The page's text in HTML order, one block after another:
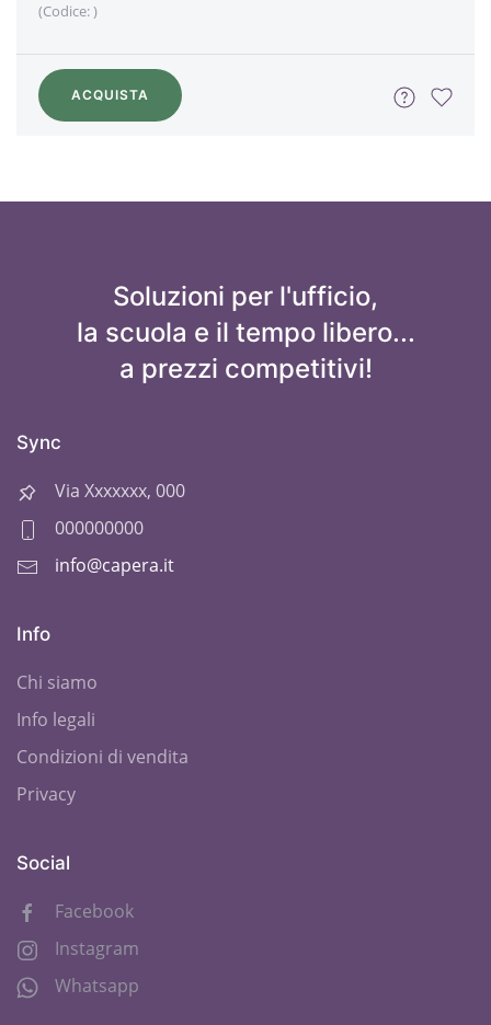
(Codice:)
ACQUISTA
Soluzioni per l'ufficio,
la scuola e il tempo libero...
a prezzi competitivi!
Sync
Via Xxxxxxx, 000
000000000
info@capera.it
Info
Chi siamo
Info legali
Condizioni di vendita
Privacy
Social
Facebook
Instagram
Whatsapp